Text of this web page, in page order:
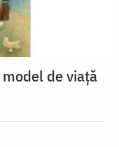
de viaţă